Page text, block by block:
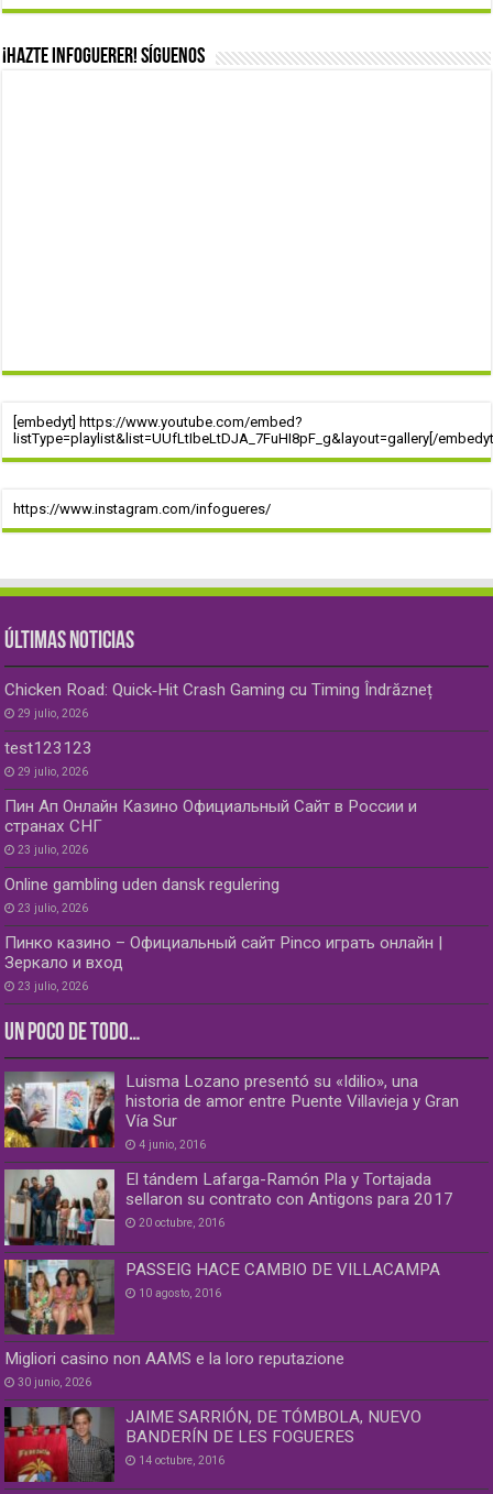
¡Hazte infoguerer! Síguenos
[embedyt] https://www.youtube.com/embed?
listType=playlist&list=UUfLtIbeLtDJA_7FuHI8pF_g&layout=gallery[/
https://www.instagram.com/infogueres/
ÚLTIMAS NOTICIAS
Chicken Road: Quick‑Hit Crash Gaming cu Timing Îndrăzneț
29 julio, 2026
test123123
29 julio, 2026
Пин Ап Онлайн Казино Официальный Сайт в России и
странах СНГ
23 julio, 2026
Online gambling uden dansk regulering
23 julio, 2026
Пинко казино – Официальный сайт Pinco играть онлайн |
Зеркало и вход
23 julio, 2026
UN POCO DE TODO…
Luisma Lozano presentó su «Idilio», una
historia de amor entre Puente Villavieja y Gran
Vía Sur
4 junio, 2016
El tándem Lafarga-Ramón Pla y Tortajada
sellaron su contrato con Antigons para 2017
20 octubre, 2016
PASSEIG HACE CAMBIO DE VILLACAMPA
10 agosto, 2016
Migliori casino non AAMS e la loro reputazione
30 junio, 2026
JAIME SARRIÓN, DE TÓMBOLA, NUEVO
BANDERÍN DE LES FOGUERES
14 octubre, 2016